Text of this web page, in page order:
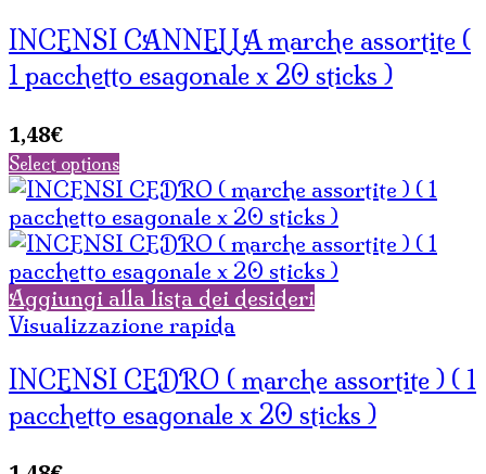
INCENSI CANNELLA marche assortite (
1 pacchetto esagonale x 20 sticks )
1,48€
Select options
Aggiungi alla lista dei desideri
Visualizzazione rapida
INCENSI CEDRO ( marche assortite ) ( 1
pacchetto esagonale x 20 sticks )